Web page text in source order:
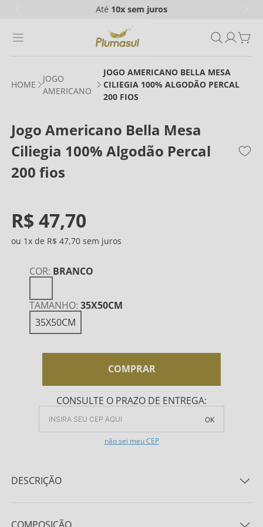
Até 10xsem juros
JOGO
AMERICANO
JOGO AMERICANO BELLA MESA
CILIEGIA 100% ALGODÃO PERCAL
200 FIOS
Jogo Americano Bella Mesa
Ciliegia 100% Algodão Percal
200 fios
R$ 47,70
1 R$ 47,70
COR: BRANCO
TAMANHO: 35X50CM
35X50CM
COMPRAR
CONSULTE O PRAZO DE ENTREGA:
OK
não sei meu CEP
DESCRIÇÃO
Percal 200 fios